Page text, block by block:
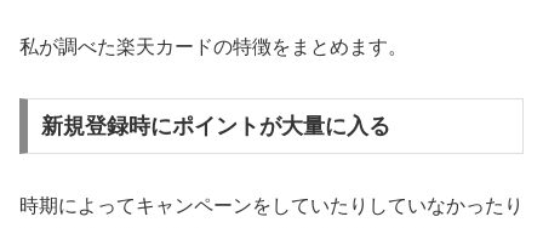
私が調べた楽天カードの特徴をまとめます。
新規登録時にポイントが大量に入る
時期によってキャンペーンをしていたりしていなかったり